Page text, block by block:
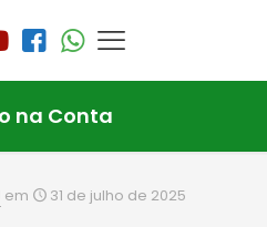
na Conta
em 31 de julho de 2025